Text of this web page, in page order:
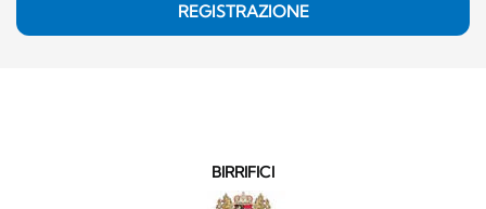
REGISTRAZIONE
BIRRIFICI